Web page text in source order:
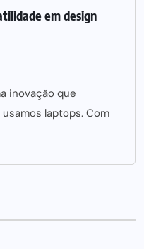
em design
inovação que
laptops. Com